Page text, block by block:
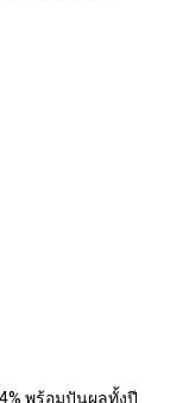
พร้อมปันผลทั้งปี